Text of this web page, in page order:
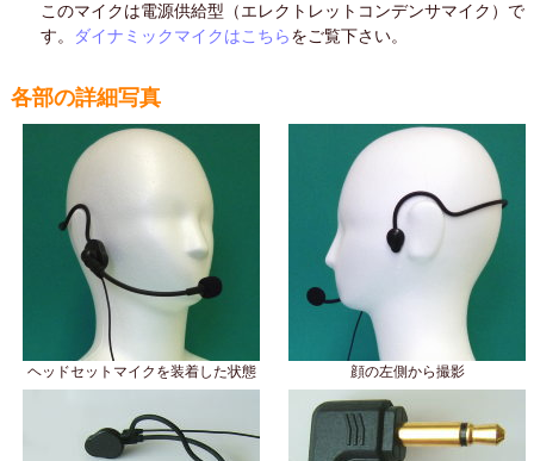
このマイクは電源供給型（エレクトレットコンデンサマイク）で
す。
ダイナミックマイクはこちらをご覧下さい。
各部の詳細写真
ヘッドセットマイクを装着した状態 顔の左側から撮影